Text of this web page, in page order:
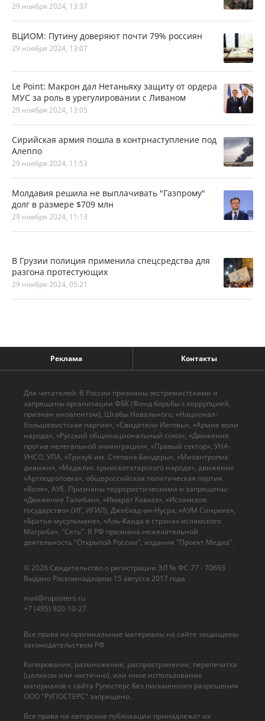
29 ноября 2024, 13:37
ВЦИОМ: Путину доверяют почти 79% россиян
29 ноября 2024, 13:07
Le Point: Макрон дал Нетаньяху защиту от ордера
МУС за роль в урегулировании с Ливаном
29 ноября 2024, 13:05
Сирийская армия пошла в контрнаступление под
Алеппо
29 ноября 2024, 11:53
Молдавия решила не выплачивать "Газпрому"
долг в размере $709 млн
29 ноября 2024, 11:13
В Грузии полиция применила спецсредства для
разгона протестующих
29 ноября 2024, 05:21
Реклама Контакты
Все права на оригинальные материалы на сайте защищены
законодательством РФ
Копирование, размножение, распространение, перепечатка
(целиком или частично), или иное использование
материалов с сайта Рупостерс без письменного разрешения
ООО "РУПОСТЕРС" запрещено.
Все права на авторские публикации принадлежат их
© 2026 Cвидетельство о регистрации ЭЛ № ФС 77 - 70693
Выдано Роскомнадзором 15 августа 2017 года
mail@ruposters.ru
+7 (495) 920-10-27
Для читателей: В России признаны экстремистскими и
запрещены организации ФБК (Фонд борьбы с коррупцией,
признан иноагентом), Штабы Навального, «Национал-
большевистская партия», «Свидетели Иеговы», «Армия воли
народа», «Русский общенациональный союз», «Движение
против нелегальной иммиграции», «Правый сектор», УНА-
УНСО, УПА, «Тризуб им. Степана Бандеры», «Мизантропик
дивижн», «Меджлис крымскотатарского народа», движение
«Артподготовка», общероссийская политическая партия
«Воля», АУЕ. Признаны террористическими и запрещены:
«Движение Талибан», «Имарат Кавказ», «Исламское
государство» (ИГ, ИГИЛ), Джебхад-ан-Нусра, «АУМ Синрике»,
«Братья-мусульмане», «Аль-Каида в странах исламского
Магриба», "Сеть". В РФ признана нежелательной
деятельность "Открытой России", издания "Проект Медиа".